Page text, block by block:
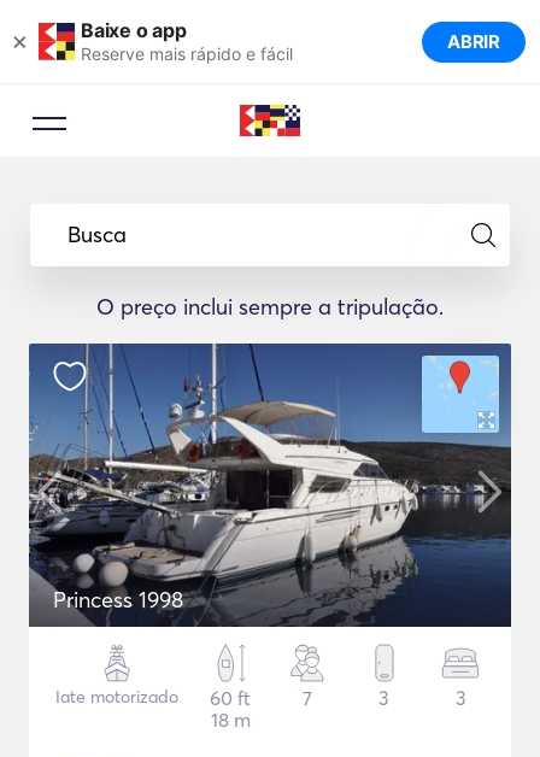
× Baixe o app
Reserve mais rápido e fácil ABRIR
Busca
O preço inclui sempre a tripulação.
Princess 1998
Iate motorizado
60 ft
18 m
7 3 3